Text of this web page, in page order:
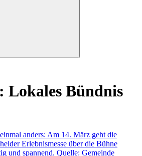
Lokales Bündnis